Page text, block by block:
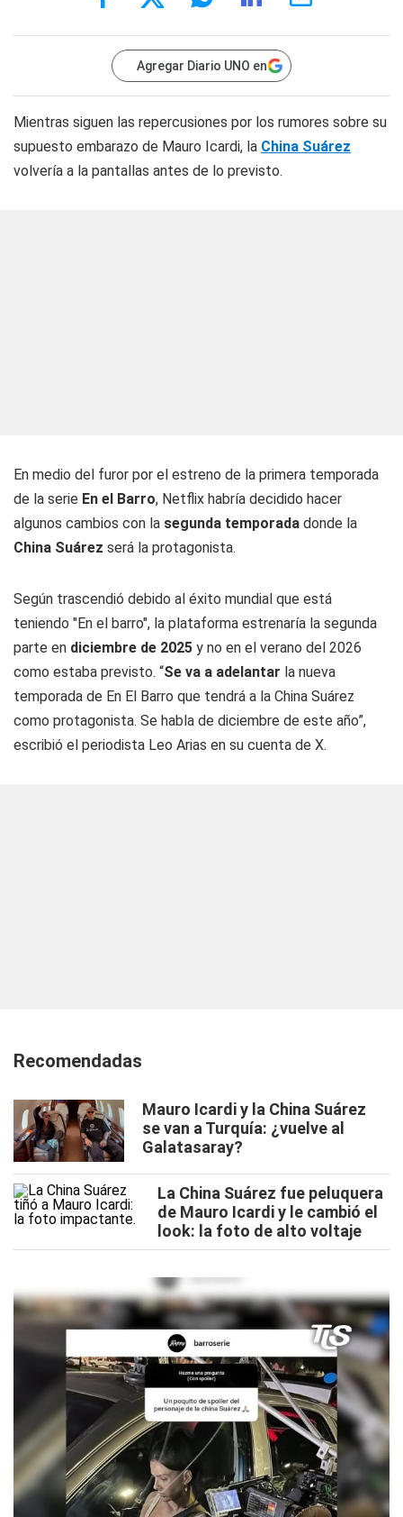
Agregar Diario UNO en
Mientras siguen las repercusiones por los rumores sobre su
supuesto embarazo de Mauro Icardi, la China Suárez
volvería a la pantallas antes de lo previsto.
En medio del furor por el estreno de la primera temporada
de la serie En el Barro, Netflix habría decidido hacer
algunos cambios con la segunda temporada donde la
China Suárez será la protagonista.
Según trascendió debido al éxito mundial que está
teniendo "En el barro", la plataforma estrenaría la segunda
parte en diciembre de 2025 y no en el verano del 2026
como estaba previsto. “Se va a adelantar la nueva
temporada de En El Barro que tendrá a la China Suárez
como protagonista. Se habla de diciembre de este año”,
escribió el periodista Leo Arias en su cuenta de X.
Recomendadas
Mauro Icardi y la China Suárez
se van a Turquía: ¿vuelve al
Galatasaray?
La China Suárez fue peluquera
de Mauro Icardi y le cambió el
look: la foto de alto voltaje